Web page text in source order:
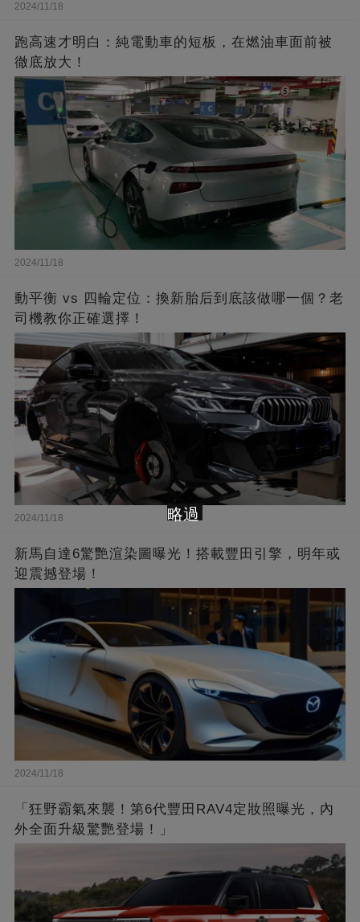
2024/11/18
跑高速才明白：純電動車的短板，在燃油車面前被
徹底放大！
2024/11/18
動平衡 vs 四輪定位：換新胎后到底該做哪一個？老
司機教你正確選擇！
2024/11/18
新馬自達6驚艷渲染圖曝光！搭載豐田引擎，明年或
迎震撼登場！
2024/11/18
「狂野霸氣來襲！第6代豐田RAV4定妝照曝光，內
外全面升級驚艷登場！」
略過